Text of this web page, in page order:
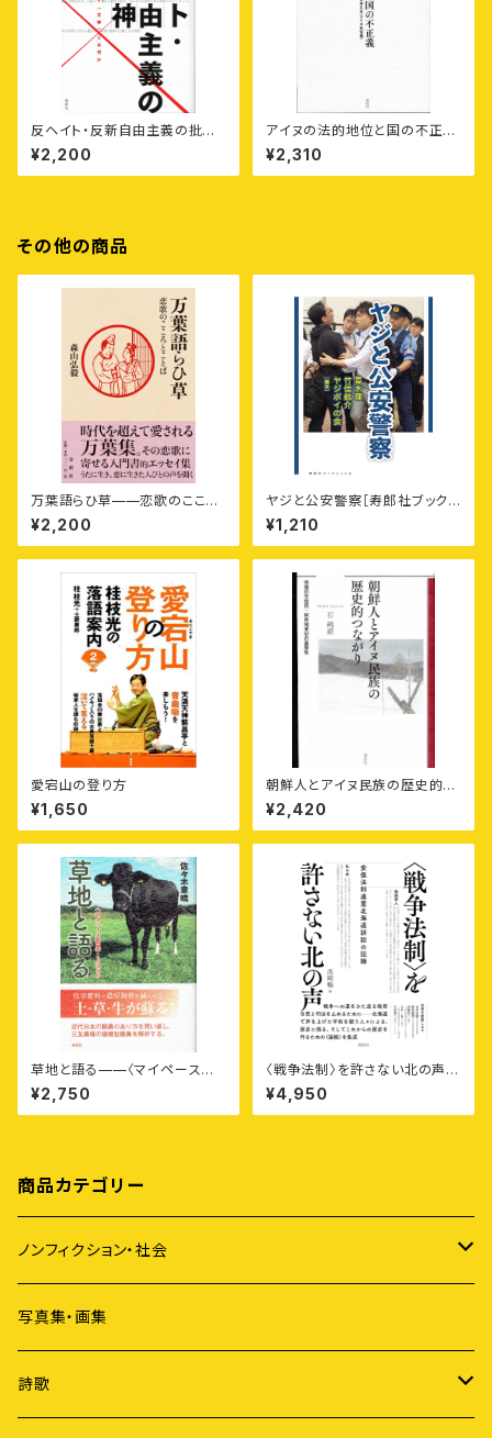
反ヘイト・反新自由主義の批評
精神——いま読まれるべき〈文
学〉とは何か
¥2,200
アイヌの法的地位と国の不正義
——遺骨返還問題と〈アメリカイ
ンディアン法〉から考える〈アイヌ
先住権〉
¥2,310
その他の商品
万葉語らひ草——恋歌のこころ
とことば
¥2,200
ヤジと公安警察［寿郎社ブックレ
ット8］
¥1,210
愛宕山の登り方
¥1,650
朝鮮人とアイヌ民族の歴史的つ
ながり——帝国の先住民・植民
地支配の重層性
¥2,420
草地と語る——〈マイペース酪
農〉ことはじめ
¥2,750
〈戦争法制〉を許さない北の声
——安保法制違憲北海道訴訟
の記録
¥4,950
商品カテゴリー
ノンフィクション・社会
アイヌ
原発
写真集・画集
詩歌